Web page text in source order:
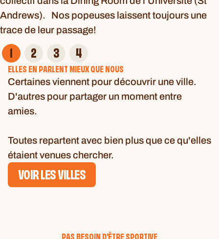
Andrews). Nos popeuses laissent toujours une
trace de leur passage!
1 2 3 4
ELLES EN PARLENT MIEUX QUE NOUS
Certaines viennent pour découvrir une ville.
D'autres pour partager un moment entre
amies.
Toutes repartent avec bien plus que ce qu'elles
étaient venues chercher.
VOIR LES VILLES
PAS BESOIN D’ÊTRE SPORTIVE